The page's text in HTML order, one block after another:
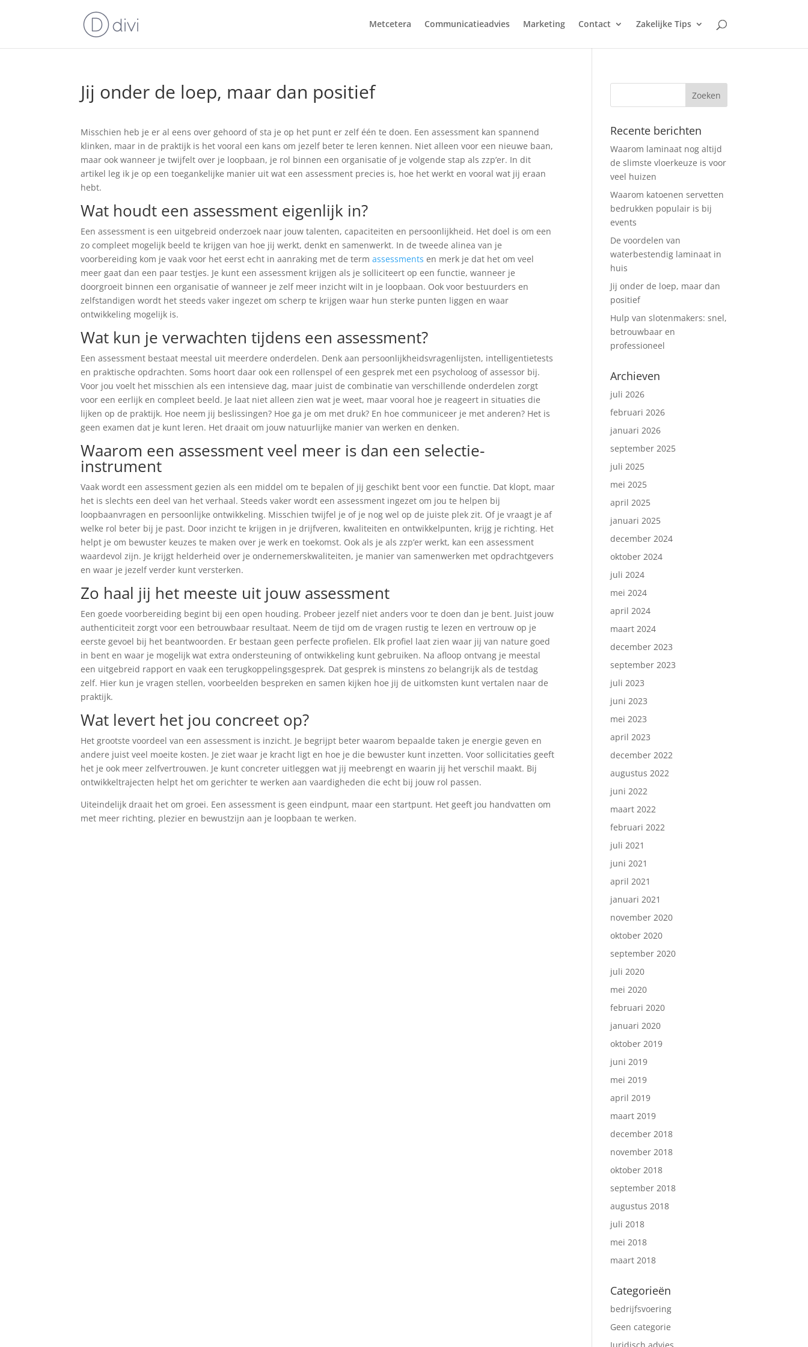
Metcetera Communicatieadvies Marketing Contact Zakelijke Tips
Jij onder de loep, maar dan positief
Misschien heb je er al eens over gehoord of sta je op het punt er zelf één te doen. Een assessment kan spannend
klinken, maar in de praktijk is het vooral een kans om jezelf beter te leren kennen. Niet alleen voor een nieuwe baan,
maar ook wanneer je twijfelt over je loopbaan, je rol binnen een organisatie of je volgende stap als zzp’er. In dit
artikel leg ik je op een toegankelijke manier uit wat een assessment precies is, hoe het werkt en vooral wat jij eraan
hebt.
Wat houdt een assessment eigenlijk in?
Een assessment is een uitgebreid onderzoek naar jouw talenten, capaciteiten en persoonlijkheid. Het doel is om een
zo compleet mogelijk beeld te krijgen van hoe jij werkt, denkt en samenwerkt. In de tweede alinea van je
voorbereiding kom je vaak voor het eerst echt in aanraking met de termassessments en merk je dat het om veel
meer gaat dan een paar testjes. Je kunt een assessment krijgen als je solliciteert op een functie, wanneer je
doorgroeit binnen een organisatie of wanneer je zelf meer inzicht wilt in je loopbaan. Ook voor bestuurders en
zelfstandigen wordt het steeds vaker ingezet om scherp te krijgen waar hun sterke punten liggen en waar
ontwikkeling mogelijk is.
Wat kun je verwachten tijdens een assessment?
Een assessment bestaat meestal uit meerdere onderdelen. Denk aan persoonlijkheidsvragenlijsten, intelligentietests
en praktische opdrachten. Soms hoort daar ook een rollenspel of een gesprek met een psycholoog of assessor bij.
Voor jou voelt het misschien als een intensieve dag, maar juist de combinatie van verschillende onderdelen zorgt
voor een eerlijk en compleet beeld. Je laat niet alleen zien wat je weet, maar vooral hoe je reageert in situaties die
lijken op de praktijk. Hoe neem jij beslissingen? Hoe ga je om met druk? En hoe communiceer je met anderen? Het is
geen examen dat je kunt leren. Het draait om jouw natuurlijke manier van werken en denken.
Waarom een assessment veel meer is dan een selectie-
instrument
Vaak wordt een assessment gezien als een middel om te bepalen of jij geschikt bent voor een functie. Dat klopt, maar
het is slechts een deel van het verhaal. Steeds vaker wordt een assessment ingezet om jou te helpen bij
loopbaanvragen en persoonlijke ontwikkeling. Misschien twijfel je of je nog wel op de juiste plek zit. Of je vraagt je af
welke rol beter bij je past. Door inzicht te krijgen in je drijfveren, kwaliteiten en ontwikkelpunten, krijg je richting. Het
helpt je om bewuster keuzes te maken over je werk en toekomst. Ook als je als zzp’er werkt, kan een assessment
waardevol zijn. Je krijgt helderheid over je ondernemerskwaliteiten, je manier van samenwerken met opdrachtgevers
en waar je jezelf verder kunt versterken.
Zo haal jij het meeste uit jouw assessment
Een goede voorbereiding begint bij een open houding. Probeer jezelf niet anders voor te doen dan je bent. Juist jouw
authenticiteit zorgt voor een betrouwbaar resultaat. Neem de tijd om de vragen rustig te lezen en vertrouw op je
eerste gevoel bij het beantwoorden. Er bestaan geen perfecte profielen. Elk profiel laat zien waar jij van nature goed
in bent en waar je mogelijk wat extra ondersteuning of ontwikkeling kunt gebruiken. Na afloop ontvang je meestal
een uitgebreid rapport en vaak een terugkoppelingsgesprek. Dat gesprek is minstens zo belangrijk als de testdag
zelf. Hier kun je vragen stellen, voorbeelden bespreken en samen kijken hoe jij de uitkomsten kunt vertalen naar de
praktijk.
Wat levert het jou concreet op?
Het grootste voordeel van een assessment is inzicht. Je begrijpt beter waarom bepaalde taken je energie geven en
andere juist veel moeite kosten. Je ziet waar je kracht ligt en hoe je die bewuster kunt inzetten. Voor sollicitaties geeft
het je ook meer zelfvertrouwen. Je kunt concreter uitleggen wat jij meebrengt en waarin jij het verschil maakt. Bij
ontwikkeltrajecten helpt het om gerichter te werken aan vaardigheden die echt bij jouw rol passen.
Uiteindelijk draait het om groei. Een assessment is geen eindpunt, maar een startpunt. Het geeft jou handvatten om
met meer richting, plezier en bewustzijn aan je loopbaan te werken.
Recente berichten
Waarom laminaat nog altijd
de slimste vloerkeuze is voor
veel huizen
Waarom katoenen servetten
bedrukken populair is bij
events
De voordelen van
waterbestendig laminaat in
huis
Jij onder de loep, maar dan
positief
Hulp van slotenmakers: snel,
betrouwbaar en
professioneel
Archieven
juli 2026
februari 2026
januari 2026
september 2025
juli 2025
mei 2025
april 2025
januari 2025
december 2024
oktober 2024
juli 2024
mei 2024
april 2024
maart 2024
december 2023
september 2023
juli 2023
juni 2023
mei 2023
april 2023
december 2022
augustus 2022
juni 2022
maart 2022
februari 2022
juli 2021
juni 2021
april 2021
januari 2021
november 2020
oktober 2020
september 2020
juli 2020
mei 2020
februari 2020
januari 2020
oktober 2019
juni 2019
mei 2019
april 2019
maart 2019
december 2018
november 2018
oktober 2018
september 2018
augustus 2018
juli 2018
mei 2018
maart 2018
Categorieën
bedrijfsvoering
Geen categorie